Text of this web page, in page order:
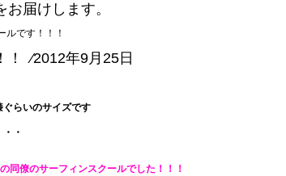
届けします。
ルです！！！
⁄2012年9月25日
らいのサイズです
・
同僚のサーフィンスクールでした！！！